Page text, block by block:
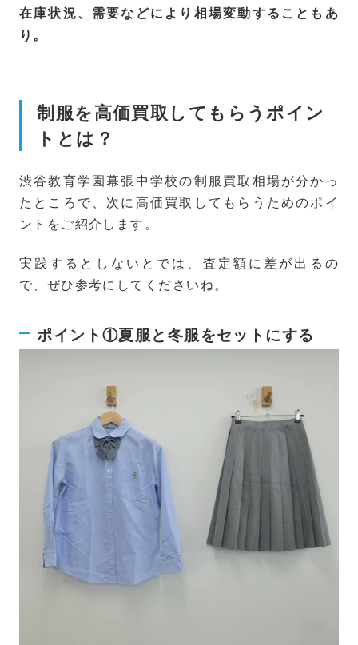
在庫状況、需要などにより相場変動することもあ
り。
制服を高価買取してもらうポイン
トとは？
渋谷教育学園幕張中学校の制服買取相場が分かっ
たところで、次に高価買取してもらうためのポイ
ントをご紹介します。
実践するとしないとでは、査定額に差が出るの
で、ぜひ参考にしてくださいね。
ポイント①夏服と冬服をセットにする